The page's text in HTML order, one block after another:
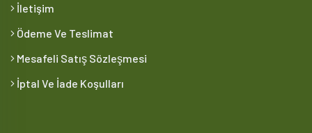
İletişim
Ödeme Ve Teslimat
Mesafeli Satış Sözleşmesi
İptal Ve İade Koşulları